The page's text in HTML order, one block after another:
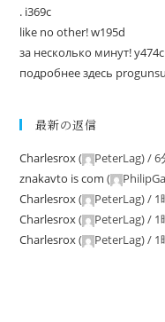
. i369c
like no other! w195d
за несколько минут! y474c
подробнее здесь
最新の返信
Charlesrox( PeterLag) /6
znakavto is com (
Charlesrox( PeterLag) / 1
Charlesrox( PeterLag) / 1
Charlesrox( PeterLag) / 1